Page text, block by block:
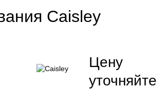
Caisley
Цену
уточняйте